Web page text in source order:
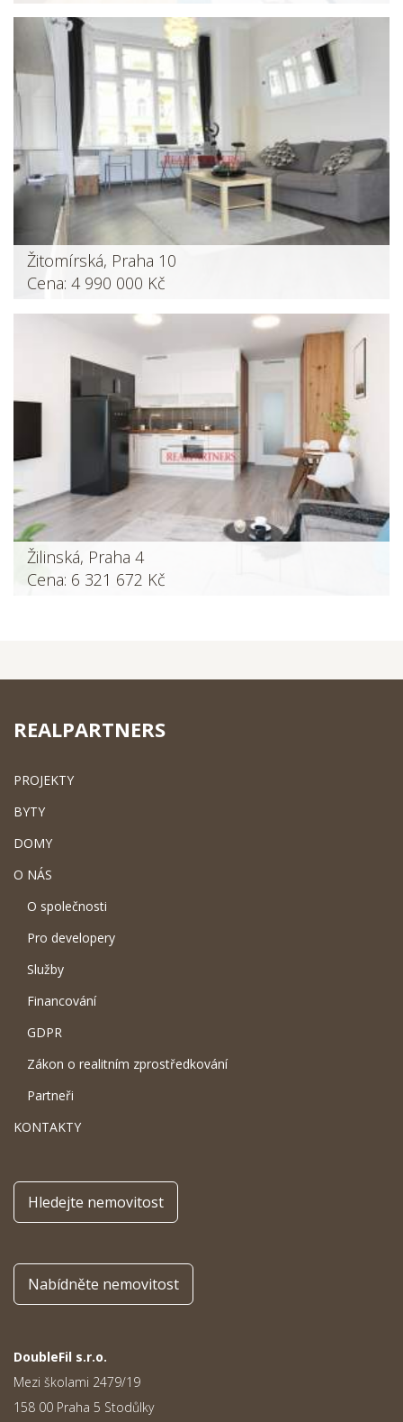
Žitomírská, Praha 10
Cena: 4 990 000 Kč
Žilinská, Praha 4
Cena: 6 321 672 Kč
REALPARTNERS
PROJEKTY
BYTY
DOMY
O NÁS
O společnosti
Pro developery
Služby
Financování
GDPR
Zákon o realitním zprostředkování
Partneři
KONTAKTY
Hledejte nemovitost
Nabídněte nemovitost
DoubleFil s.r.o.
Mezi školami 2479/19
158 00 Praha 5 Stodůlky